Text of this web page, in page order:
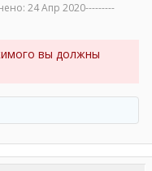
24 Апр 2020---------
вы должны